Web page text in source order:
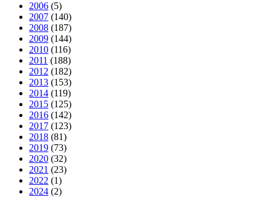
2006 (5)
2007 (140)
2008 (187)
2009 (144)
2010 (116)
2011 (188)
2012 (182)
2013 (153)
2014 (119)
2015 (125)
2016 (142)
2017 (123)
2018 (81)
2019 (73)
2020 (32)
2021 (23)
2022 (1)
2024 (2)